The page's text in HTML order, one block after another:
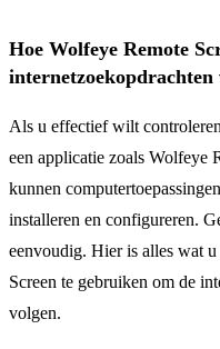
Hoe Wolfeye Remote
Als u effectief wilt
een applicatie zoals Wolfeye
kunnen
installeren en configureren.
eenvoudig. Hier is alles wat
Screen te gebruiken om de
volgen.